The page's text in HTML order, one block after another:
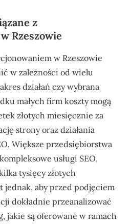
z
Rzeszowie
w Rzeszowie
w zależności od wielu
działań czy wybrana
małych firm koszty mogą
złotych miesięcznie za
strony oraz działania
Większe przedsiębiorstwa
usługi SEO,
tysięcy złotych
jednak, aby przed podjęciem
dokładnie przeanalizować
jakie są oferowane w ramach